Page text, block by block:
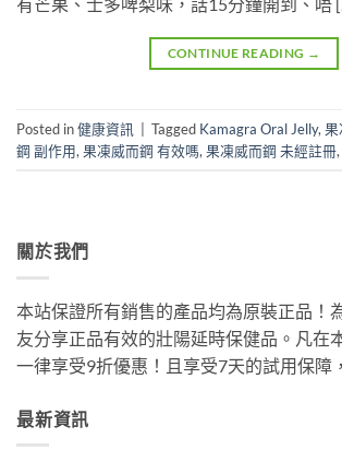
CONTINUE READING →
Posted in健康資訊 Tagged Kamagra Oral Jelly, 果
鋼 副作用, 果凍威而鋼 有效嗎, 果凍威而鋼 未經註冊,
關於我們
本站保證所有銷售的產品均為原裝正品！
友分享正品有效的壯陽延時保健品。凡在
一律享受9折優惠！且享受7天的試用保障
最新資訊